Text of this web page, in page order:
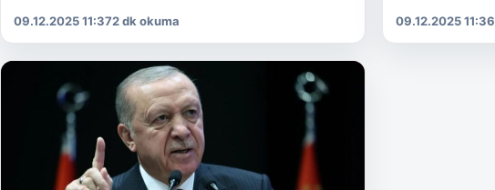
09.12.2025 11:372 dk okuma 09.12.2025 11:36